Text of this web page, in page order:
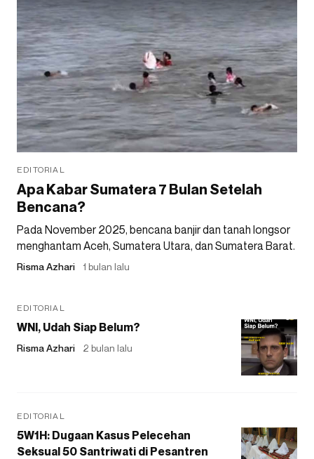
EDITORIAL
Apa Kabar Sumatera 7 Bulan Setelah
Bencana?
Pada November 2025, bencana banjir dan tanah longsor
menghantam Aceh, Sumatera Utara, dan Sumatera Barat.
Risma Azhari 1 bulan lalu
EDITORIAL
WNI, Udah Siap Belum?
Risma Azhari 2 bulan lalu
EDITORIAL
5W1H: Dugaan Kasus Pelecehan
Seksual 50 Santriwati di Pesantren